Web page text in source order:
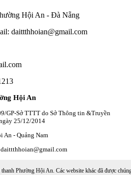
Hội An - Đà Nẵng
daittthhoian@gmail.com
Hội An
GP-Sở TTTT do Sở Thông tin &Truyền
25/12/2014
An - Quảng Nam
Phường Hội An. Các website khác đã được